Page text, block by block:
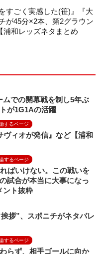
e
すごく実感した(笹)』『大
が45分×2本、第2グラウン
浦和レッズネタまとめ
ムでの開幕戦を制し5年ぶ
が1G1Aの活躍
するページ
ヴィオが発信』など【浦和
するページ
ばいけない。この戦いを
試合が本当に大事になっ
ント抜粋
拶”、スポニチがネタバレ
するページ
らず、相手ゴールに向か